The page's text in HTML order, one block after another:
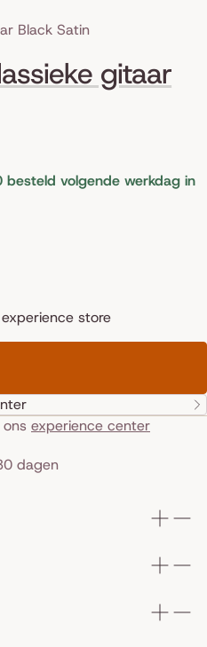
Black Satin
gitaar
volgende werkdag in
store
experience center
dagen